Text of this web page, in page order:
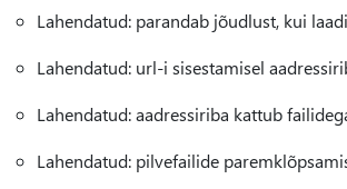
Lahendatud: parandab jõudlust, kui
Lahendatud: url-i sisestamisel
Lahendatud: aadressiriba kattub
Lahendatud: pilvefailide